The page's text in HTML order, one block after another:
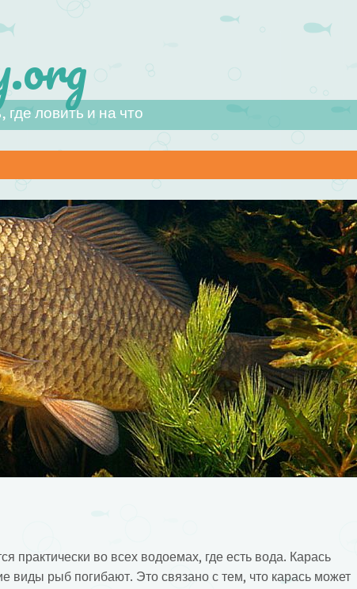
ловить и на что
практически во всех водоемах, где есть вода. Карась
виды рыб погибают. Это связано с тем, что карась может